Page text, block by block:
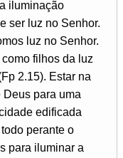
iluminação
ser luz no Senhor.
luz no Senhor.
filhos da luz
2.15). Estar na
Deus para uma
edificada
perante o
para iluminar a